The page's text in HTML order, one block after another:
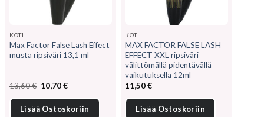
KOTI
Max Factor False Lash Effect
musta ripsiväri 13,1 ml
13,60€ Alkuperäinen
hinta
oli:
13,60 €.
10,70€Nykyinen
on:
10,70 €.
Lisää Ostoskoriin
KOTI
MAX FACTOR FALSE LASH
EFFECT XXL ripsiväri
välittömällä pidentävällä
vaikutuksella 12ml
11,50€
Lisää Ostoskoriin